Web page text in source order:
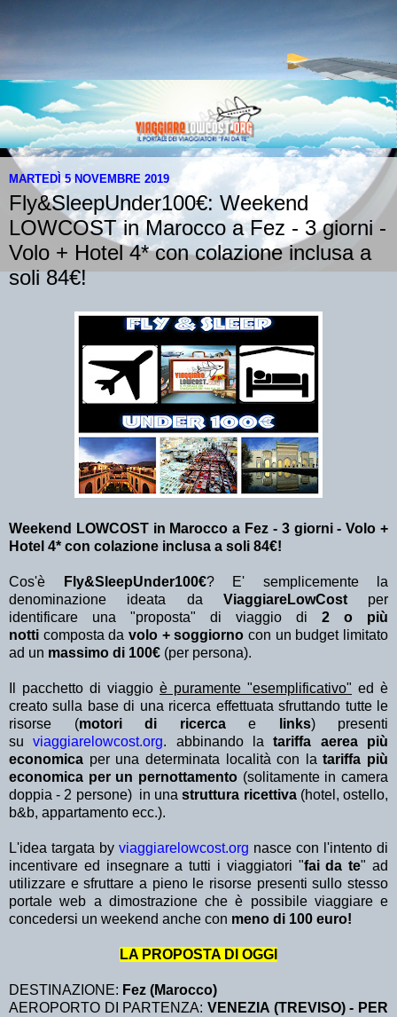
MARTEDÌ 5 NOVEMBRE 2019
Fly&SleepUnder100€: Weekend
LOWCOST in Marocco a Fez - 3 giorni -
Volo + Hotel 4* con colazione inclusa a
soli 84€!
Weekend LOWCOST in Marocco a Fez - 3 giorni - Volo +
Hotel 4* con colazione inclusa a soli 84€!
Cos'è Fly&SleepUnder100€? E' semplicemente la
denominazione ideata da ViaggiareLowCostper
identificare una "proposta" di viaggio di 2 o più
notti composta davolo + soggiorno con un budget limitato
ad un massimo di 100€ (per persona).
Il pacchetto di viaggio è puramente "esemplificativo" ed è
creato sulla base di una ricerca effettuata sfruttando tutte le
risorse (motori di ricerca e links) presenti
suviaggiarelowcost.org. abbinando la tariffa aerea più
economica per una determinata località con latariffa più
economica per un pernottamento (solitamente in camera
doppia - 2 persone) in unastruttura ricettiva(hotel, ostello,
b&b, appartamento ecc.).
L'idea targata by viaggiarelowcost.org nasce con l'intento di
incentivare ed insegnare a tutti i viaggiatori "fai da te" ad
utilizzare e sfruttare a pieno le risorse presenti sullo stesso
portale web a dimostrazione che è possibile viaggiare e
concedersi un weekend anche con meno di 100 euro!
LA PROPOSTA DI OGGI
DESTINAZIONE: Fez (Marocco)
AEROPORTO DI PARTENZA: VENEZIA (TREVISO) - PER